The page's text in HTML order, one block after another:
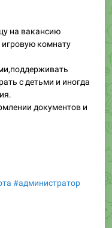
на вакансию
комнату
с детьми и иногда
документов и
#администратор